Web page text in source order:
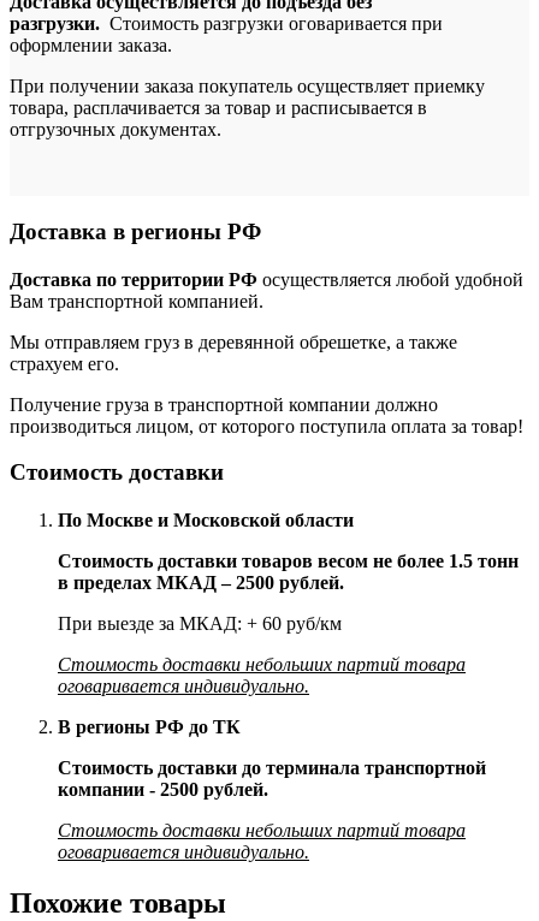
разгрузки. Стоимость разгрузки оговаривается при
оформлении заказа.
При получении заказа покупатель осуществляет приемку
товара, расплачивается за товар и расписывается в
отгрузочных документах.
Доставка в регионы РФ
Доставка по территории РФ осуществляется любой удобной
Вам транспортной компанией.
Мы отправляем груз в деревянной обрешетке, а также
страхуем его.
Получение груза в транспортной компании должно
производиться лицом, от которого поступила оплата за товар!
Стоимость доставки
По Москве и Московской области
Стоимость доставки товаров весом не более 1.5 тонн
в пределах МКАД – 2500 рублей.
При выезде за МКАД: + 60 руб/км
Стоимость доставки небольших партий товара
оговаривается индивидуально.
В регионы РФ до ТК
Стоимость доставки до терминала транспортной
компании - 2500 рублей.
Стоимость доставки небольших партий товара
оговаривается индивидуально.
Похожие товары